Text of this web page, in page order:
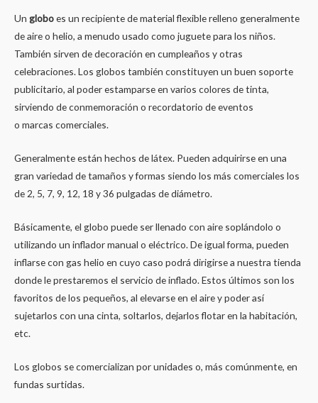
Un globoes un recipiente de material flexible relleno generalmente
de aire o helio, a menudo usado como juguete para los niños.
También sirven de decoración en cumpleaños y otras
celebraciones. Los globos también constituyen un buen soporte
publicitario, al poder estamparse en varios colores de tinta,
sirviendo de conmemoración o recordatorio de eventos
o marcas comerciales.
Generalmente están hechos de látex. Pueden adquirirse en una
gran variedad de tamaños y formas siendo los más comerciales los
de 2, 5, 7, 9, 12, 18 y 36 pulgadas de diámetro.
Básicamente, el globo puede ser llenado con aire soplándolo o
utilizando un inflador manual o eléctrico. De igual forma, pueden
inflarse con gas helio en cuyo caso podrá dirigirse a nuestra tienda
donde le prestaremos el servicio de inflado. Estos últimos son los
favoritos de los pequeños, al elevarse en el aire y poder así
sujetarlos con una cinta, soltarlos, dejarlos flotar en la habitación,
etc.
Los globos se comercializan por unidades o, más comúnmente, en
fundas surtidas.